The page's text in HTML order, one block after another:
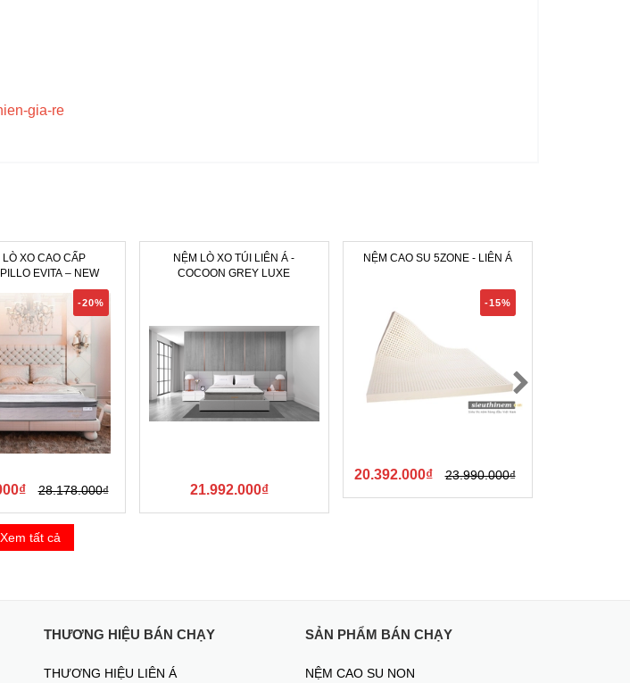
gia-re
LÒ XO CAO CẤP
EVITA – NEW
-20%
28.178.000₫
NỆM LÒ XO TÚI LIÊN Á -
COCOON GREY LUXE
21.992.000₫
NỆM CAO SU 5ZONE - LIÊN Á
-15%
20.392.000₫ 23.990.000₫
Xem tất cả
THƯƠNG HIỆU BÁN CHẠY
THƯƠNG HIỆU LIÊN Á
SẢN PHẨM BÁN CHẠY
NỆM CAO SU NON